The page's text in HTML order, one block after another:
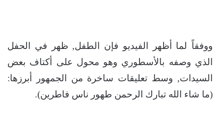
ووفقاً لما أظهر الفيديو فإن الطفل, ظهر في الحفل
الذي وصفه بالأسطوري وهو محول على أكتاف بعض
السيدات, وسط تعليقات ساخرة من الجمهور أبرزها:
(ما شاء الله تبارك الرحمن طهور ناس فاطرين).